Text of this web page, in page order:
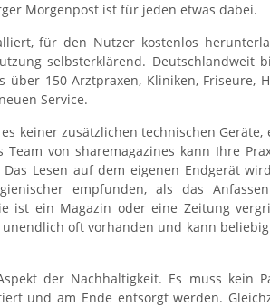
Morgenpost ist für jeden etwas dabei.
für den Nutzer kostenlos
selbsterklärend. Deutschlandweit
über 150 Arztpraxen, Kliniken, Friseure,
Service.
keiner zusätzlichen technischen Geräte,
von sharemagazines kann Ihre
Lesen auf dem eigenen Endgerät
empfunden, als das
ist ein Magazin oder eine Zeitung
unendlich oft vorhanden und kann
der Nachhaltigkeit. Es muss kein
und am Ende entsorgt werden.